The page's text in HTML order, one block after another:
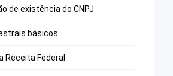
de existência do CNPJ
básicos
Receita Federal